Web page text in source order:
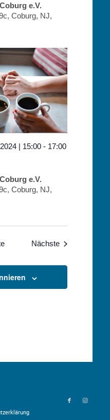
e.V.
Coburg, NJ,
| 15:00 - 17:00
e.V.
Coburg, NJ,
Nächste